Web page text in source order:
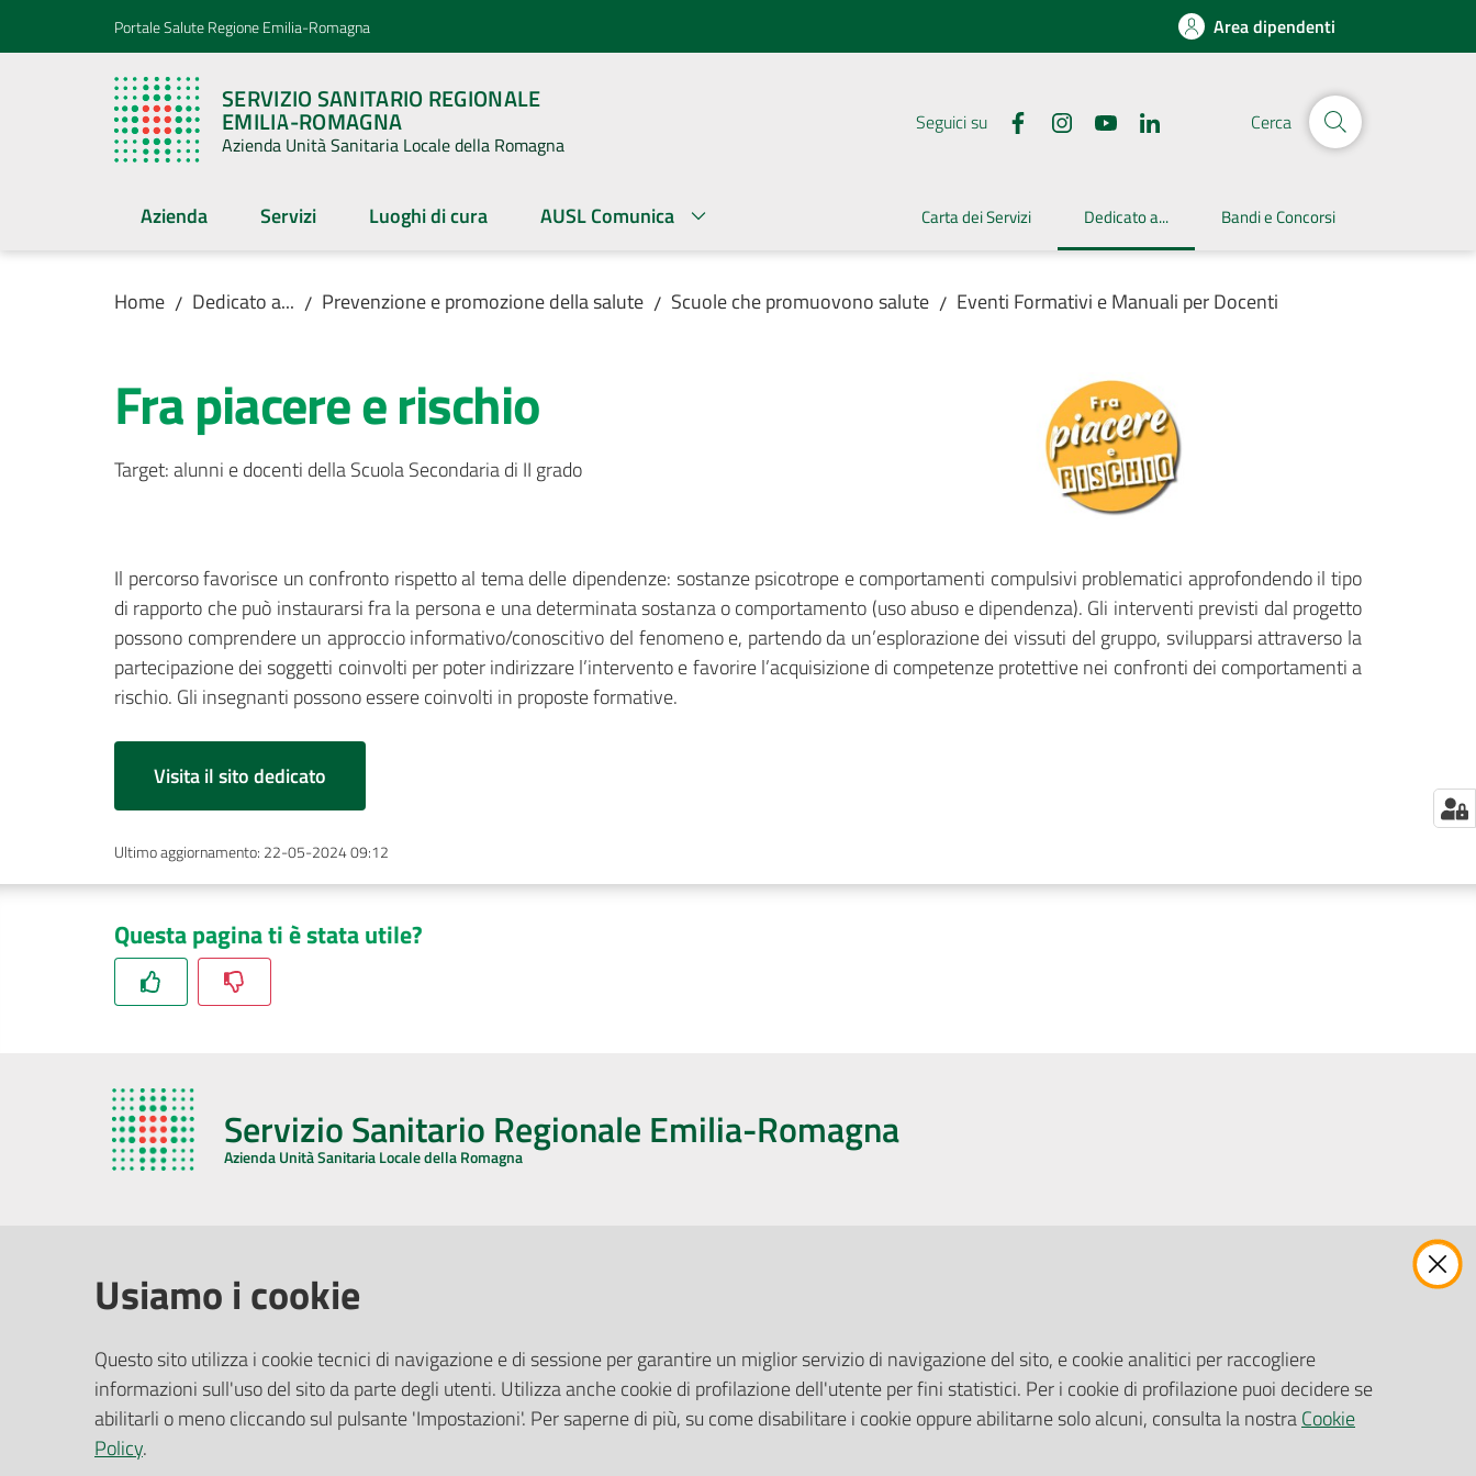
Vai al contenuto
Vai alla navigazionePortale Salute Regione Emilia-Romagna Area dipendenti
SERVIZIO SANITARIO REGIONALE
EMILIA-ROMAGNA
Azienda Unità Sanitaria Locale della Romagna
Seguici su Cerca
Azienda Servizi Luoghi di cura AUSL Comunica Carta dei Servizi Dedicato a...
Menu selezionato Bandi e Concorsi
Home / Dedicato a... / Prevenzione e promozione della salute / Scuole che promuovono salute / Eventi Formativi e Manuali per Docenti
Fra piacere e rischio
Target: alunni e docenti della Scuola Secondaria di II grado
Il percorso favorisce un confronto rispetto al tema delle dipendenze: sostanze psicotrope e comportamenti compulsivi problematici approfondendo il tipo
di rapporto che può instaurarsi fra la persona e una determinata sostanza o comportamento (uso abuso e dipendenza). Gli interventi previsti dal progetto
possono comprendere un approccio informativo/conoscitivo del fenomeno e, partendo da un’esplorazione dei vissuti del gruppo, svilupparsi attraverso la
partecipazione dei soggetti coinvolti per poter indirizzare l’intervento e favorire l’acquisizione di competenze protettive nei confronti dei comportamenti a
rischio. Gli insegnanti possono essere coinvolti in proposte formative.
Visita il sito dedicato
Ultimo aggiornamento: 22-05-2024 09:12
Questa pagina ti è stata utile?
Servizio Sanitario Regionale Emilia-Romagna
Azienda Unità Sanitaria Locale della Romagna
Via De Gasperi, 8 - 48121 Ravenna (RA)
CF/P.IVA:02483810392
PEC:
azienda@pec.auslromagna.it
Ufficio Relazioni con il Pubblico
Riferimenti per la Stampa
Pubblicità legale
Albo Pretorio
Privacy Policy
Attuazione Misure PNRR
Gare e Appalti
Richiesta Patrocinio
Usiamo i cookie
Questo sito utilizza i cookie tecnici di navigazione e di sessione per garantire un miglior servizio di navigazione del sito, e cookie analitici per raccogliere
informazioni sull'uso del sito da parte degli utenti. Utilizza anche cookie di profilazione dell'utente per fini statistici. Per i cookie di profilazione puoi decidere se
abilitarli o meno cliccando sul pulsante 'Impostazioni'. Per saperne di più, su come disabilitare i cookie oppure abilitarne solo alcuni, consulta la nostraCookie
Policy.